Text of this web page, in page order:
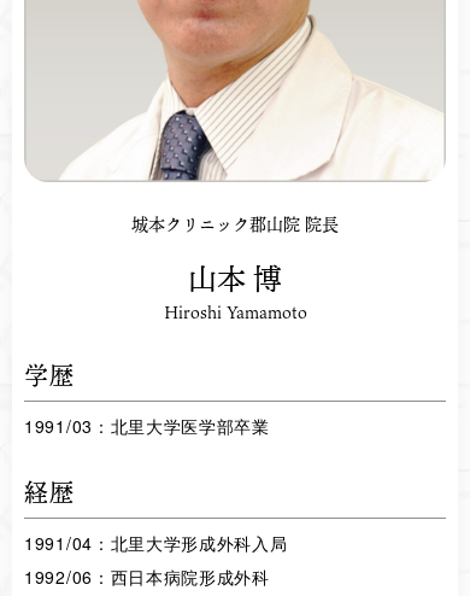
城本クリニック郡山院 院長
山本 博
Hiroshi Yamamoto
学歴
1991/03：北里大学医学部卒業
経歴
1991/04：北里大学形成外科入局
1992/06：西日本病院形成外科